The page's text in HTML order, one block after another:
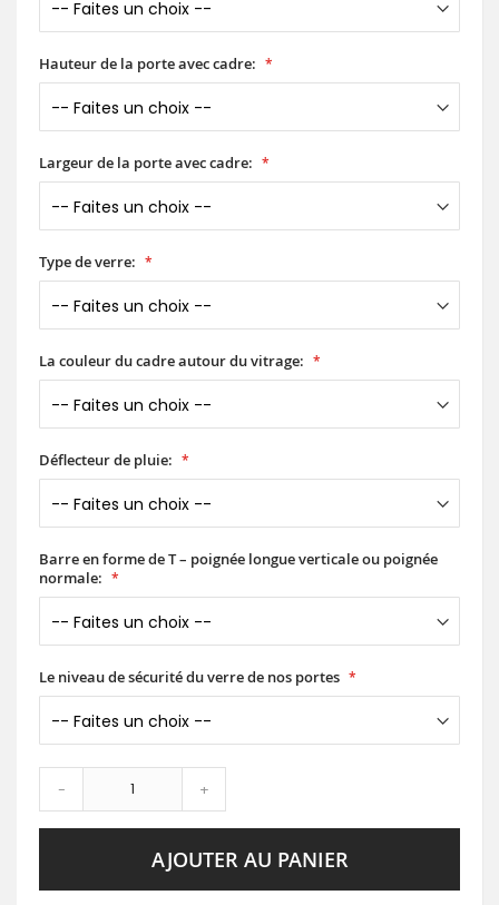
Hauteur de la porte avec cadre:
Largeur de la porte avec cadre:
Type de verre:
La couleur du cadre autour du vitrage:
Déflecteur de pluie:
Barre en forme de T – poignée longue verticale ou poignée
normale:
Le niveau de sécurité du verre de nos portes
- +
AJOUTER AU PANIER